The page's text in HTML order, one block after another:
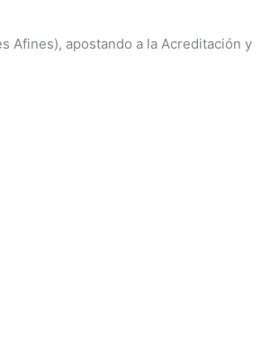
Afines), apostando a la Acreditación y